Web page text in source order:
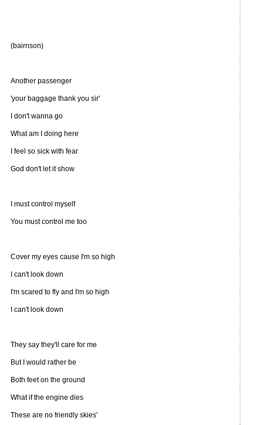
(bairnson)
Another passenger
'your baggage thank you sir'
I don't wanna go
What am I doing here
I feel so sick with fear
God don't let it show
I must control myself
You must control me too
Cover my eyes cause I'm so high
I can't look down
I'm scared to fly and I'm so high
I can't look down
They say they'll care for me
But I would rather be
Both feet on the ground
What if the engine dies
These are no friendly skies'